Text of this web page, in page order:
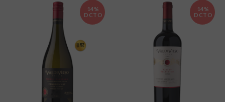
14%
DCTO
14%
DCTO